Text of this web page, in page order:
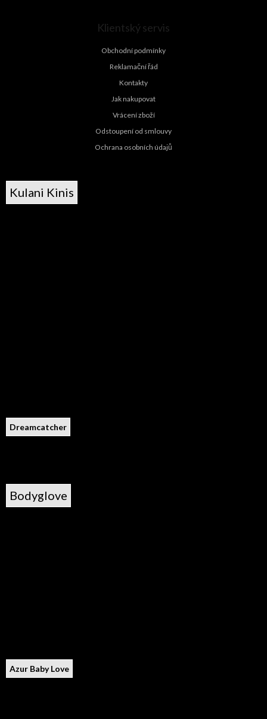
Klientský servis
Obchodní podmínky
Reklamační řád
Kontakty
Jak nakupovat
Vrácení zboží
Odstoupení od smlouvy
Ochrana osobních údajů
Kulani Kinis
Dreamcatcher
Bodyglove
Azur Baby Love